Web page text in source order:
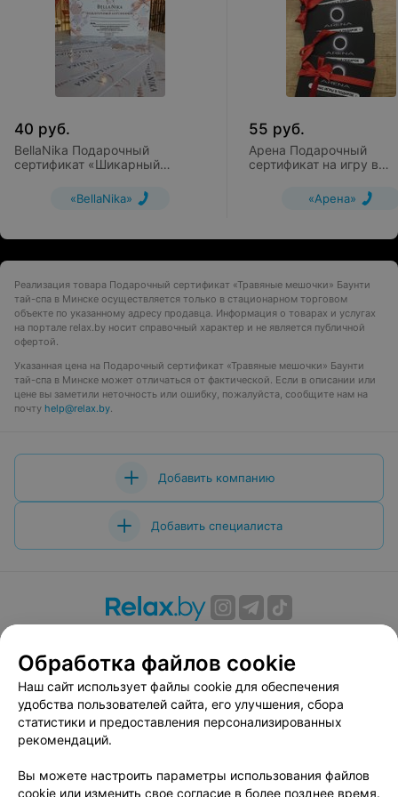
Снятие отеков;
Избавление от застоев жидкости в тканях;
Нормализация деятельности сальных и потовых
желез;
Повышение мышечного тонуса;
организма;
Продолжительность: 1 час.
40 руб.
BellaNika Подарочный
сертификат «Шикарный
«BellaNika»
55 руб.
Арена Подарочный
сертификат на игру в
«Арена»
Реализация товара Подарочный сертификат «Травяные мешочки» Баунти
тай-спа в Минске осуществляется только в стационарном торговом
объекте по указанному адресу продавца. Информация о товарах и услугах
на портале relax.by носит справочный характер и не является публичной
офертой.
Указанная цена на Подарочный сертификат «Травяные мешочки» Баунти
тай-спа в Минске может отличаться от фактической. Если в описании или
цене вы заметили неточность или ошибку, пожалуйста, сообщите нам на
почту help@relax.by.
Добавить компанию
Добавить специалиста
Вакансии
Публичный договор
Способы оплаты
Публичный договор по использованию сервиса
«Афиша»
Пользовательское соглашение
Связаться по вопросам сотрудничества
Обработка файлов cookie
Наш сайт использует файлы cookie для обеспечения
удобства пользователей сайта, его улучшения, сбора
статистики и предоставления персонализированных
рекомендаций.
Вы можете настроить параметры использования файлов
cookie или изменить свое согласие в более позднее время.